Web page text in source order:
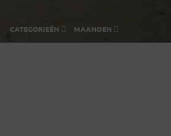
CATEGORIEËN MAANDEN